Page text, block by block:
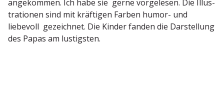
angekommen. Ich habe sie gerne vorge­lesen. Die Illus­
tra­tionen sind mit kräftigen Farben humor- und
liebevoll gezeichnet. Die Kinder fanden die Darstellung
des Papas am lustigsten.